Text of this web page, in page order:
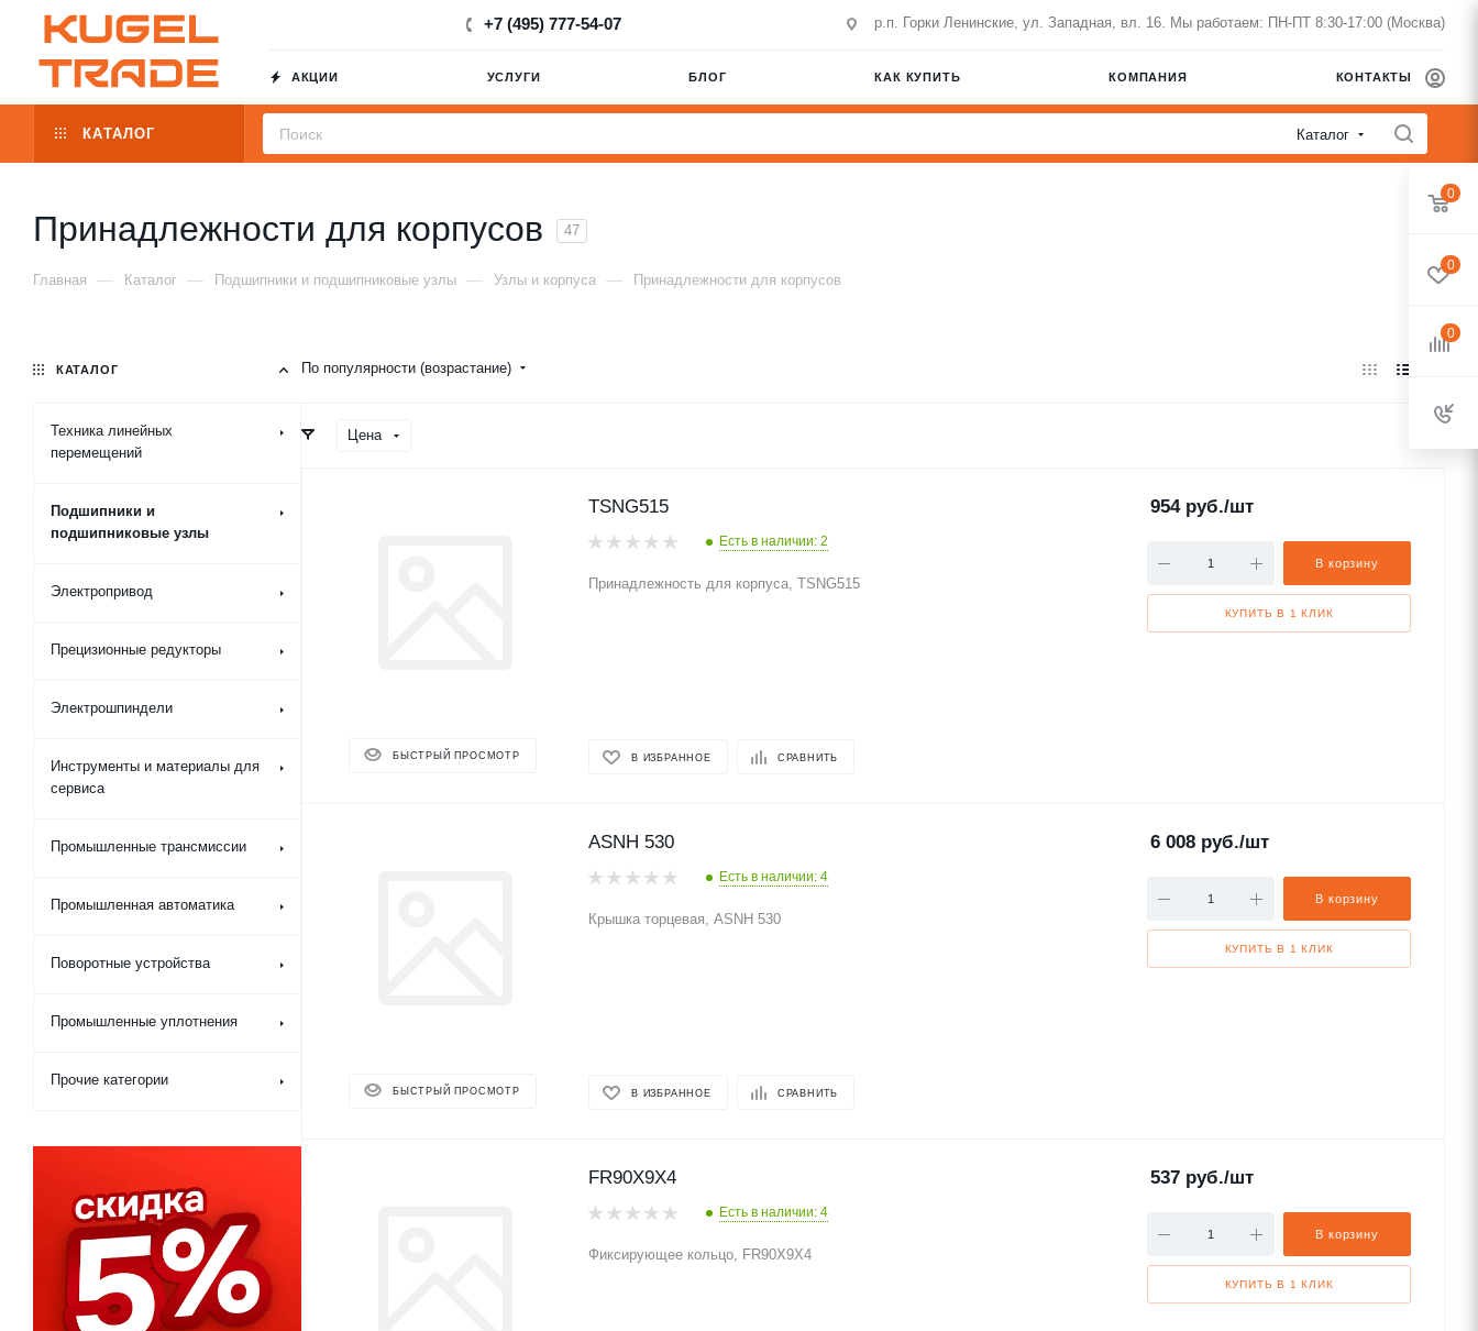
+7 (495) 777-54-07 р.п. Горки Ленинские, ул. Западная, вл. 16. Мы работаем: ПН-ПТ 8:30-17:00 (Москва)
АКЦИИ УСЛУГИ БЛОГ КАК КУПИТЬ КОМПАНИЯ КОНТАКТЫ
КАТАЛОГ Каталог
Принадлежности для корпусов 47
Главная — Каталог — Подшипники и подшипниковые узлы — Узлы и корпуса — Принадлежности для корпусов
По популярности (возрастание)
Цена
БЫСТРЫЙ ПРОСМОТР
TSNG515
Есть в наличии: 2
Принадлежность для корпуса, TSNG515
В ИЗБРАННОЕ СРАВНИТЬ
954руб./шт
В корзину
КУПИТЬ В 1 КЛИК
БЫСТРЫЙ ПРОСМОТР
ASNH 530
Есть в наличии: 4
Крышка торцевая, ASNH 530
В ИЗБРАННОЕ СРАВНИТЬ
6 008 руб./шт
В корзину
КУПИТЬ В 1 КЛИК
FR90X9X4
Есть в наличии: 4
Фиксирующее кольцо, FR90X9X4
537 руб./шт
В корзину
КУПИТЬ В 1 КЛИК
КАТАЛОГ
Техника линейных
перемещений
Подшипники и
подшипниковые узлы
Электропривод
Прецизионные редукторы
Электрошпиндели
Инструменты и материалы для
сервиса
Промышленные трансмиссии
Промышленная автоматика
Поворотные устройства
Промышленные уплотнения
Прочие категории
0
0
0